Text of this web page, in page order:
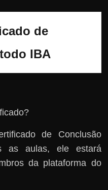
de
IBA
de Conclusão
as aulas, ele estará
da plataforma do